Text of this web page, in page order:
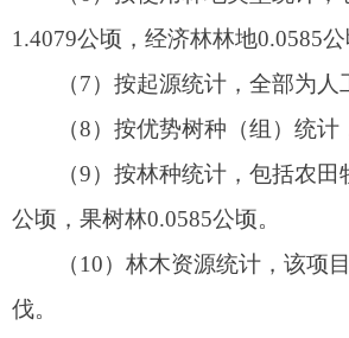
映，逾期不受理。
核上报。
（联系人：买买提阿不拉·阿不力米
阿图什市自然资源